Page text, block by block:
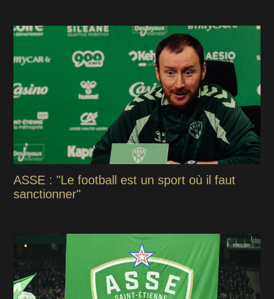
ASSE : "Le football est un sport où il faut
sanctionner"